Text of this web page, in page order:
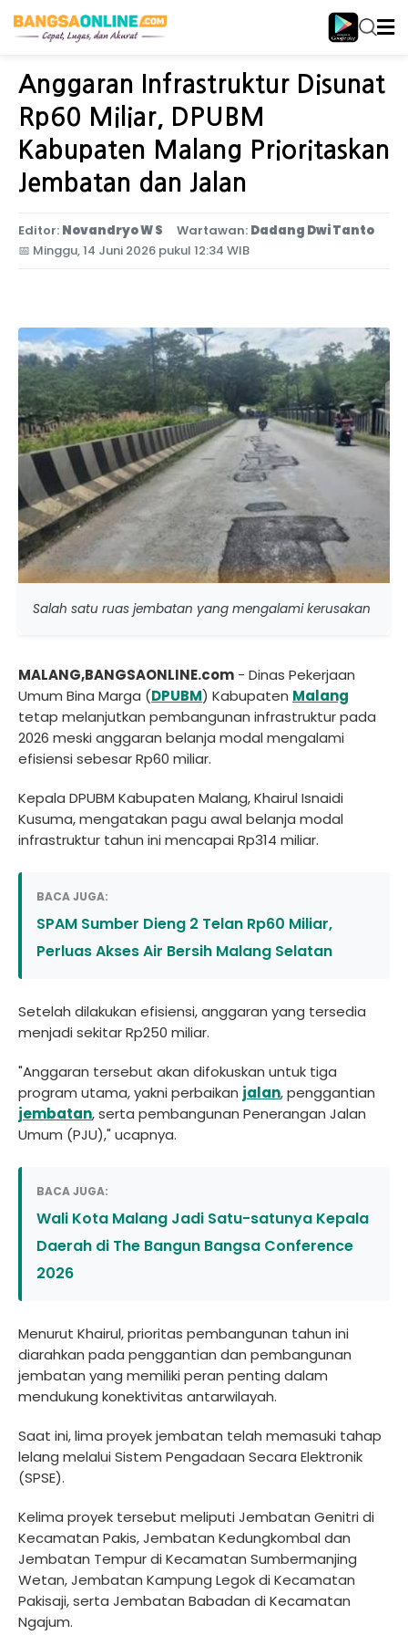
Home Jawa Timur
Anggaran Infrastruktur Disunat
Rp60 Miliar, DPUBM
Kabupaten Malang Prioritaskan
Jembatan dan Jalan
Editor: Novandryo W S Wartawan: Dadang Dwi Tanto
📅 Minggu, 14 Juni 2026 pukul 12:34 WIB
Salah satu ruas jembatan yang mengalami kerusakan
MALANG,BANGSAONLINE.com - Dinas Pekerjaan
Umum Bina Marga (DPUBM) Kabupaten Malang
tetap melanjutkan pembangunan infrastruktur pada
2026 meski anggaran belanja modal mengalami
efisiensi sebesar Rp60 miliar.
Kepala DPUBM Kabupaten Malang, Khairul Isnaidi
Kusuma, mengatakan pagu awal belanja modal
infrastruktur tahun ini mencapai Rp314 miliar.
BACA JUGA:
SPAM Sumber Dieng 2 Telan Rp60 Miliar,
Perluas Akses Air Bersih Malang Selatan
Setelah dilakukan efisiensi, anggaran yang tersedia
menjadi sekitar Rp250 miliar.
"Anggaran tersebut akan difokuskan untuk tiga
program utama, yakni perbaikan jalan, penggantian
jembatan, serta pembangunan Penerangan Jalan
Umum (PJU)," ucapnya.
BACA JUGA:
Wali Kota Malang Jadi Satu-satunya Kepala
Daerah di The Bangun Bangsa Conference
2026
Menurut Khairul, prioritas pembangunan tahun ini
diarahkan pada penggantian dan pembangunan
jembatan yang memiliki peran penting dalam
mendukung konektivitas antarwilayah.
Saat ini, lima proyek jembatan telah memasuki tahap
lelang melalui Sistem Pengadaan Secara Elektronik
(SPSE).
Kelima proyek tersebut meliputi Jembatan Genitri di
Kecamatan Pakis, Jembatan Kedungkombal dan
Jembatan Tempur di Kecamatan Sumbermanjing
Wetan, Jembatan Kampung Legok di Kecamatan
Pakisaji, serta Jembatan Babadan di Kecamatan
Ngajum.